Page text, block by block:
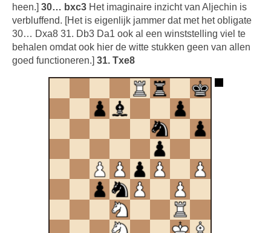
heen.] 30… bxc3 Het imaginaire inzicht van Aljechin is
verbluffend. [Het is eigenlijk jammer dat met het obligate
30… Dxa8 31. Db3 Da1 ook al een winststelling viel te
behalen omdat ook hier de witte stukken geen van allen
goed functioneren.] 31. Txe8